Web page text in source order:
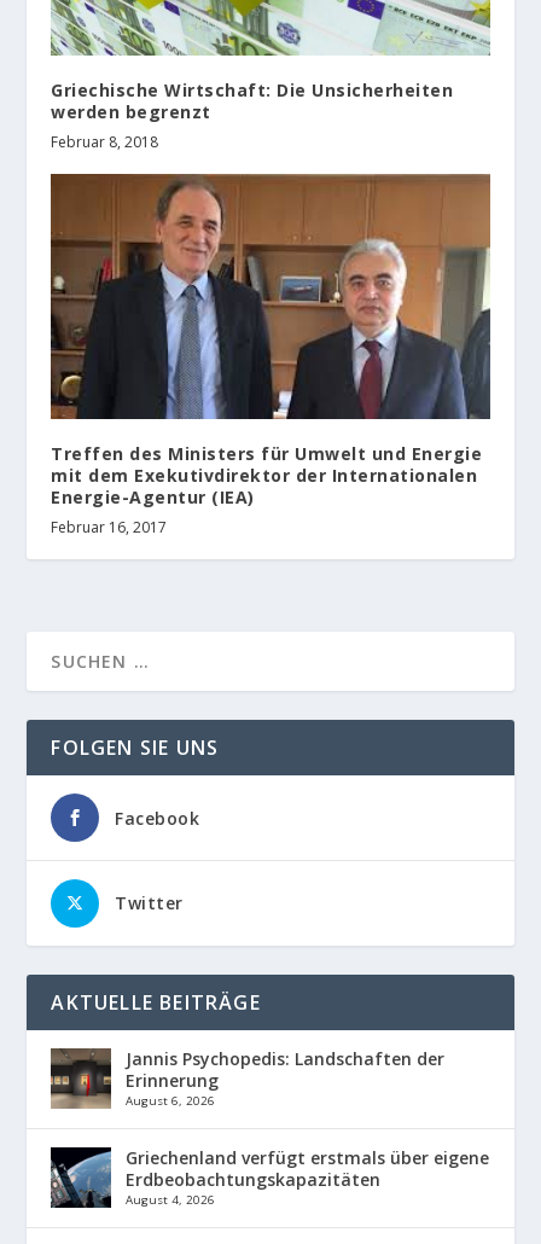
Griechische Wirtschaft: Die Unsicherheiten
werden begrenzt
Februar 8, 2018
Treffen des Ministers für Umwelt und Energie
mit dem Exekutivdirektor der Internationalen
Energie-Agentur (IEA)
Februar 16, 2017
FOLGEN SIE UNS
Facebook
Twitter
AKTUELLE BEITRÄGE
Jannis Psychopedis: Landschaften der
Erinnerung
August 6, 2026
Griechenland verfügt erstmals über eigene
Erdbeobachtungskapazitäten
August 4, 2026